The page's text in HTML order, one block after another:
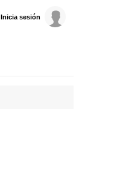
Inicia sesión